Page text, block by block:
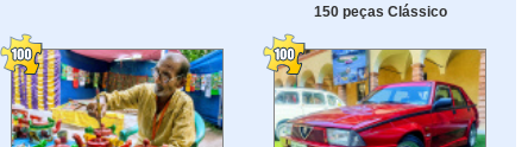
150 peças Clássico